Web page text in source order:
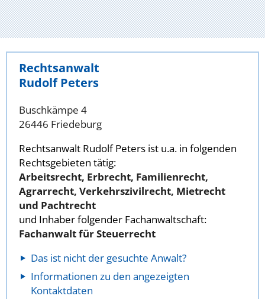
Rechtsanwalt
Rudolf Peters
Buschkämpe 4
26446 Friedeburg
Rechtsanwalt Rudolf Peters ist u.a. in folgenden
Rechtsgebieten tätig:
Arbeitsrecht, Erbrecht, Familienrecht,
Agrarrecht, Verkehrszivilrecht, Mietrecht
und Pachtrecht
und Inhaber folgender Fachanwaltschaft:
Fachanwalt für Steuerrecht
Das ist nicht der gesuchte Anwalt?
Informationen zu den angezeigten
Kontaktdaten